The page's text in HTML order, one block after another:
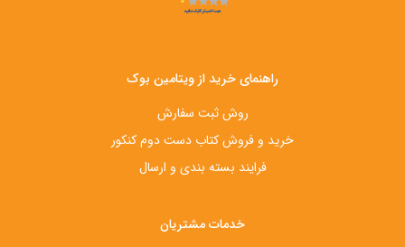
راهنمای خرید از ویتامین بوک
روش ثبت سفارش
خرید و فروش کتاب دست‌ دوم کنکور
فرایند بسته بندی و ارسال
خدمات مشتریان